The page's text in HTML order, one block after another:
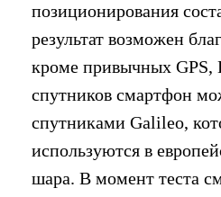
позиционирования
результат возможен
кроме привычных
спутников смартфон
спутниками Galileo,
используются в
шара. В момент теста